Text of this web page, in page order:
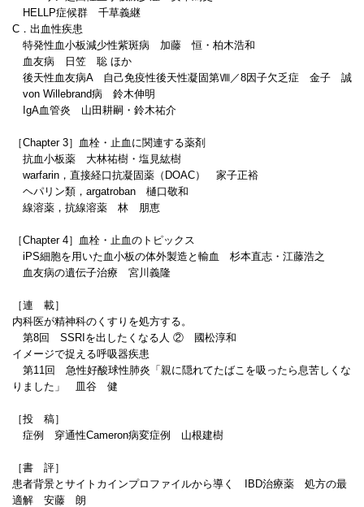
HELLP症候群 千草義継
C．出血性疾患
特発性血小板減少性紫斑病 加藤 恒・柏木浩和
血友病 日笠 聡 ほか
後天性血友病A 自己免疫性後天性凝固第Ⅷ／8因子欠乏症 金子 誠
von Willebrand病 鈴木伸明
IgA血管炎 山田耕嗣・鈴木祐介
［Chapter 3］血栓・止血に関連する薬剤
抗血小板薬 大林祐樹・塩見紘樹
warfarin，直接経口抗凝固薬（DOAC） 家子正裕
ヘパリン類，argatroban 樋口敬和
線溶薬，抗線溶薬 林 朋恵
［Chapter 4］血栓・止血のトピックス
iPS細胞を用いた血小板の体外製造と輸血 杉本直志・江藤浩之
血友病の遺伝子治療 宮川義隆
［連 載］
内科医が精神科のくすりを処方する。
第8回 SSRIを出したくなる人 ② 國松淳和
イメージで捉える呼吸器疾患
第11回 急性好酸球性肺炎「親に隠れてたばこを吸ったら息苦しくな
りました」 皿谷 健
［投 稿］
症例 穿通性Cameron病変症例 山根建樹
［書 評］
患者背景とサイトカインプロファイルから導く IBD治療薬 処方の最
適解 安藤 朗